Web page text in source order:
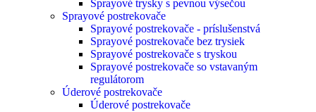
Sprayové trysky s pevnou výsečou
Sprayové postrekovače
Sprayové postrekovače - príslušenstvá
Sprayové postrekovače bez trysiek
Sprayové postrekovače s tryskou
Sprayové postrekovače so vstavaným
regulátorom
Úderové postrekovače
Úderové postrekovače